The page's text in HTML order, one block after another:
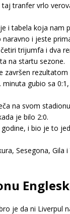
tranfer vrlo
i tabela koja nam
i jeste
trijumfa i dva
na startu sezone.
završen rezultatom
gubio sa
na svom
je bilo 2:0.
i bio je to
Sesegona,
je da ni Liverpul